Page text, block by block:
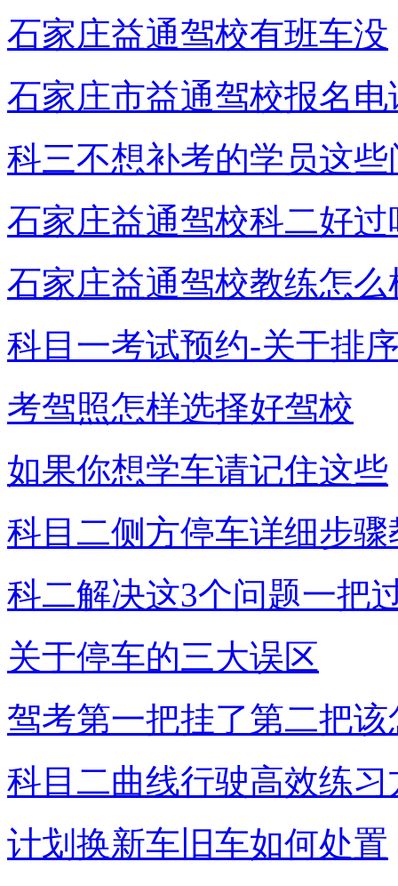
石家庄益通驾校有班车没
石家庄市益通驾校报名电
科三不想补考的学员这
石家庄益通驾校科二好过
石家庄益通驾校教练怎么
科目一考试预约-关于排
考驾照怎样选择好驾校
如果你想学车请记住这些
科目二侧方停车详细步骤
科二解决这3个问题一把
关于停车的三大误区
驾考第一把挂了第二把该
科目二曲线行驶高效练习
计划换新车旧车如何处置